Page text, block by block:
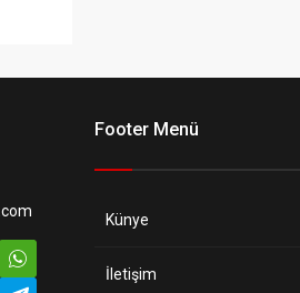
Footer Menü
Künye
İletişim